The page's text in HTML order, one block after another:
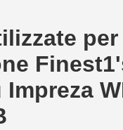
per
Impreza